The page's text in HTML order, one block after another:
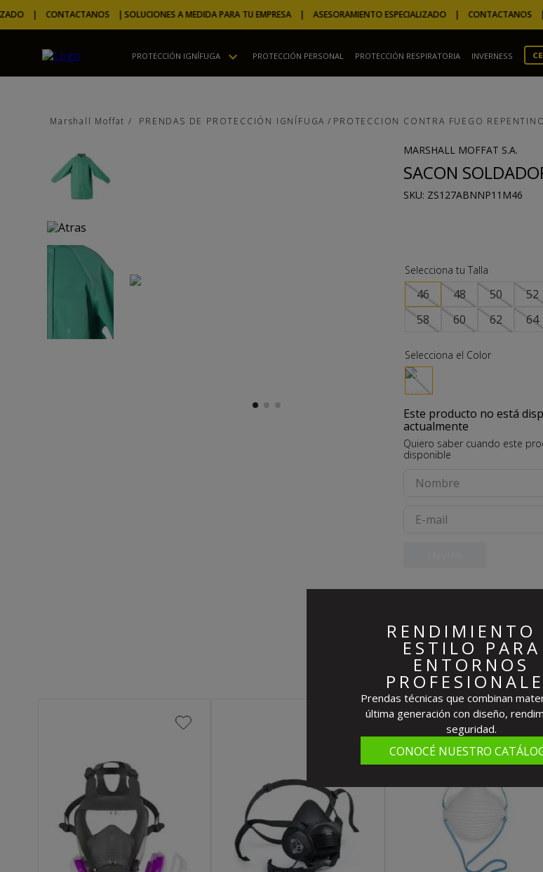
| CONTACTANOS |SOLUCIONES A MEDIDA PARA TU EMPRESA | ASESORAMIENTO ESPECIALIZADO | CONTACTANOS |
PROTECCIÓN IGNÍFUGA PROTECCIÓN PERSONAL PROTECCIÓN RESPIRATORIA INVERNESS
PRENDAS DE PROTECCIÓN IGNÍFUGA PROTECCION CONTRA FUEGO REPENTINO
MARSHALL MOFFAT S.A.
SACON
: ZS127ABNNP11M46
46 48 50 52
58
60 62 64
Este producto no está
actualmente
Quiero saber cuando este
disponible
Destacados Del
RENDIMIENTO
ESTILO PARA
ENTORNOS
Prendas técnicas que combinan
última generación con diseño,
seguridad.
CONOCÉ NUESTRO
TÉRMINOS MÁS BUSCADOS
2.
m
overol
guantes
campera
buzo
pantalon
zapatillas